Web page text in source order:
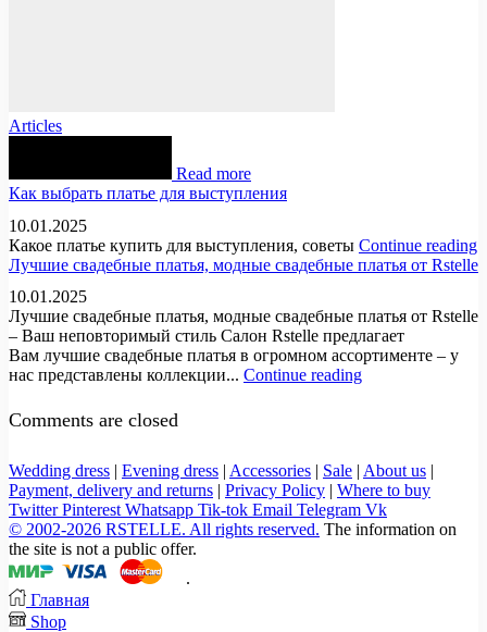
Articles
Read more
Как выбрать платье для выступления
10.01.2025
Какое платье купить для выступления, советы Continue reading
Лучшие свадебные платья, модные свадебные платья от Rstelle
10.01.2025
Лучшие свадебные платья, модные свадебные платья от Rstelle
– Ваш неповторимый стиль Салон Rstelle предлагает
Вам лучшие свадебные платья в огромном ассортименте – у
нас представлены коллекции... Continue reading
Comments are closed
Wedding dress | Evening dress | Accessories | Sale | About us |
Payment, delivery and returns | Privacy Policy | Where to buy
Twitter Pinterest Whatsapp Tik-tok Email Telegram Vk
© 2002-2026 RSTELLE. All rights reserved. The information on
the site is not a public offer.
.
Главная
Shop